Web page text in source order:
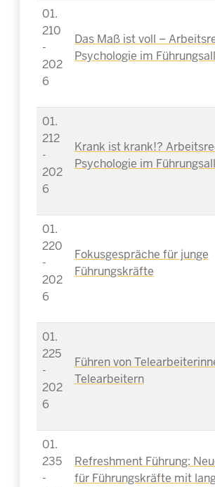
01.
210
-
202
6
Das Maß ist voll –
Psychologie im
01.
212
-
202
6
Krank ist krank!?
Psychologie im
01.
220
-
202
6
Fokusgespräche für junge
Führungskräfte
01.
225
-
202
6
Führen von
Telearbeitern
01.
235
-
Refreshment Führung:
für Führungskräfte mit